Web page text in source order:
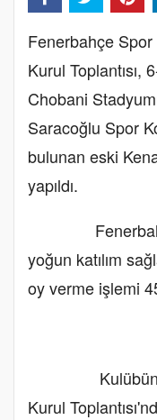
Fenerbahçe
Kurul Toplantısı,
Chobani
Saracoğlu Spor
bulunan eski
yapıldı.
Fenerbahçe
yoğun katılım
oy verme işlemi
Kulübün
Kurul